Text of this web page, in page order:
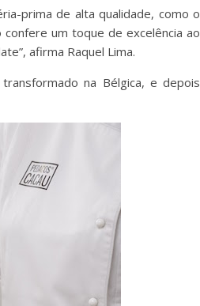
prima de alta qualidade, como o
um toque de excelência ao
afirma Raquel Lima.
na Bélgica, e depois